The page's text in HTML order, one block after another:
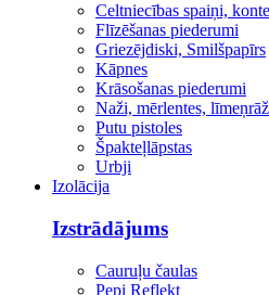
Celtniecības spaiņi,
Flīzēšanas piederumi
Griezējdiski, Smilšpapīrs
Kāpnes
Krāsošanas piederumi
Naži, mērlentes,
Putu pistoles
Špakteļlāpstas
Urbji
Izolācija
Izstrādājums
Cauruļu čaulas
Pepi Reflekt